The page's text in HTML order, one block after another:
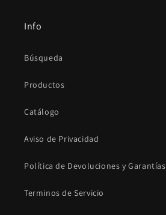
Info
Búsqueda
Productos
Catálogo
Aviso de Privacidad
Política de Devoluciones y Garantías
Terminos de Servicio